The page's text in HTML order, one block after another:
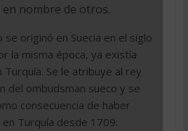
nombre de otros.
se originó en Suecia en el siglo
la misma época, ya existía
Turquía. Se le atribuye al rey
del ombudsman sueco y se
consecuencia de haber
Turquía desde 1709.